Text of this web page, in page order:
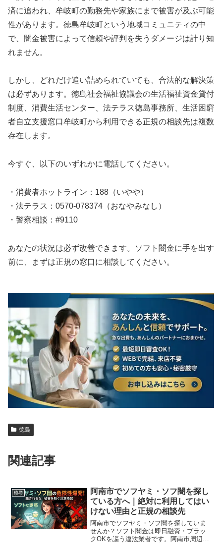
済に追われ、牟岐町の勤務先や家族にまで被害が及ぶ可能
性があります。徳島牟岐町という地域コミュニティの中
で、闇金被害によって信頼や評判を失うダメージは計り知
れません。
しかし、どれだけ追い詰められていても、合法的な解決策
は必ずあります。徳島社会福祉協議会の生活福祉資金貸付
制度、消費生活センター、法テラス徳島事務所、生活困窮
者自立支援窓口牟岐町から利用できる正規の相談先は複数
存在します。
今すぐ、以下のいずれかに電話してください。
・消費者ホットライン：188（いやや）
・法テラス：0570-078374（おなやみなし）
・警察相談：#9110
あなたの状況は必ず改善できます。ソフト闇金に手を出す
前に、まずは正規の窓口に相談してください。
徳島
関連記事
徳島
阿南市でソフヤミ・ソフ闇を探し
ている方へ｜絶対に利用してはい
けない理由と正規の相談先
阿南市でソフヤミ・ソフ闇を探していま
せんか？ソフト闇金は即日融資・ブラッ
クOKを謳う違法業者です。阿南市周辺で